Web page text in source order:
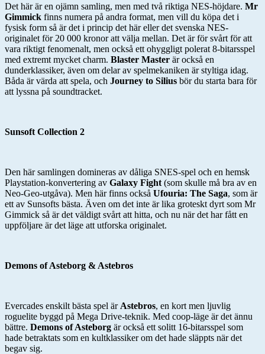
Det här är en ojämn samling, men med två riktiga NES-höjdare. Mr
Gimmick finns numera på andra format, men vill du köpa det i
fysisk form så är det i princip det här eller det svenska NES-
originalet för 20 000 kronor att välja mellan. Det är för svårt för att
vara riktigt fenomenalt, men också ett ohyggligt polerat 8-bitarsspel
med extremt mycket charm. Blaster Master är också en
dunderklassiker, även om delar av spelmekaniken är styltiga idag.
Båda är värda att spela, och Journey to Silius bör du starta bara för
att lyssna på soundtracket.
Sunsoft Collection 2
Den här samlingen domineras av dåliga SNES-spel och en hemsk
Playstation-konvertering av Galaxy Fight (som skulle må bra av en
Neo-Geo-utgåva). Men här finns också Ufouria: The Saga, som är
ett av Sunsofts bästa. Även om det inte är lika groteskt dyrt som Mr
Gimmick så är det väldigt svårt att hitta, och nu när det har fått en
uppföljare är det läge att utforska originalet.
Demons of Asteborg & Astebros
Evercades enskilt bästa spel är Astebros, en kort men ljuvlig
roguelite byggd på Mega Drive-teknik. Med coop-läge är det ännu
bättre. Demons of Asteborg är också ett solitt 16-bitarsspel som
hade betraktats som en kultklassiker om det hade släppts när det
begav sig.